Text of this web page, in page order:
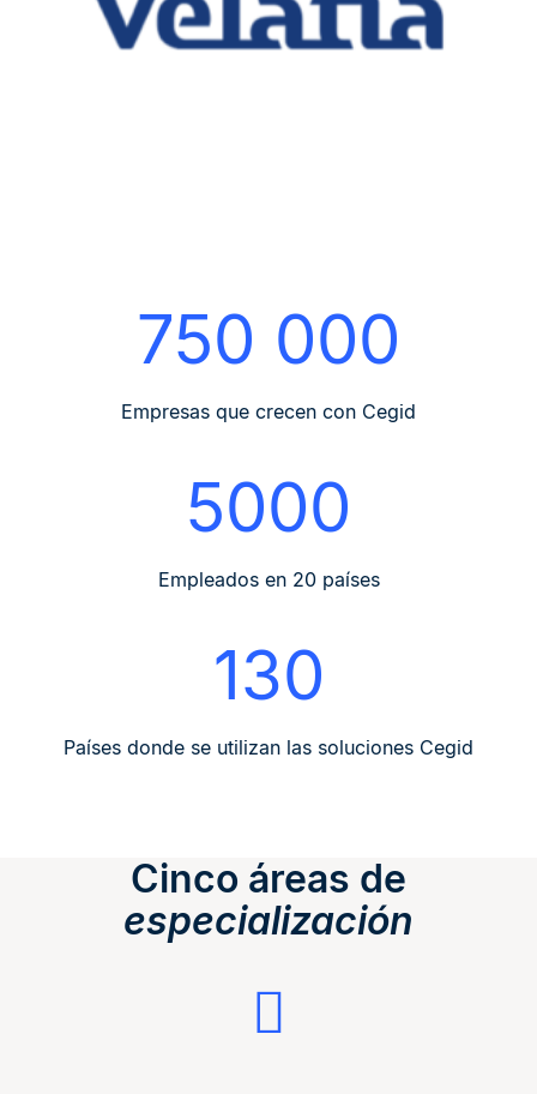
750 000
Empresas que crecen con Cegid
5000
Empleados en 20 países
130
Países donde se utilizan las soluciones Cegid
Cinco áreas de
especialización